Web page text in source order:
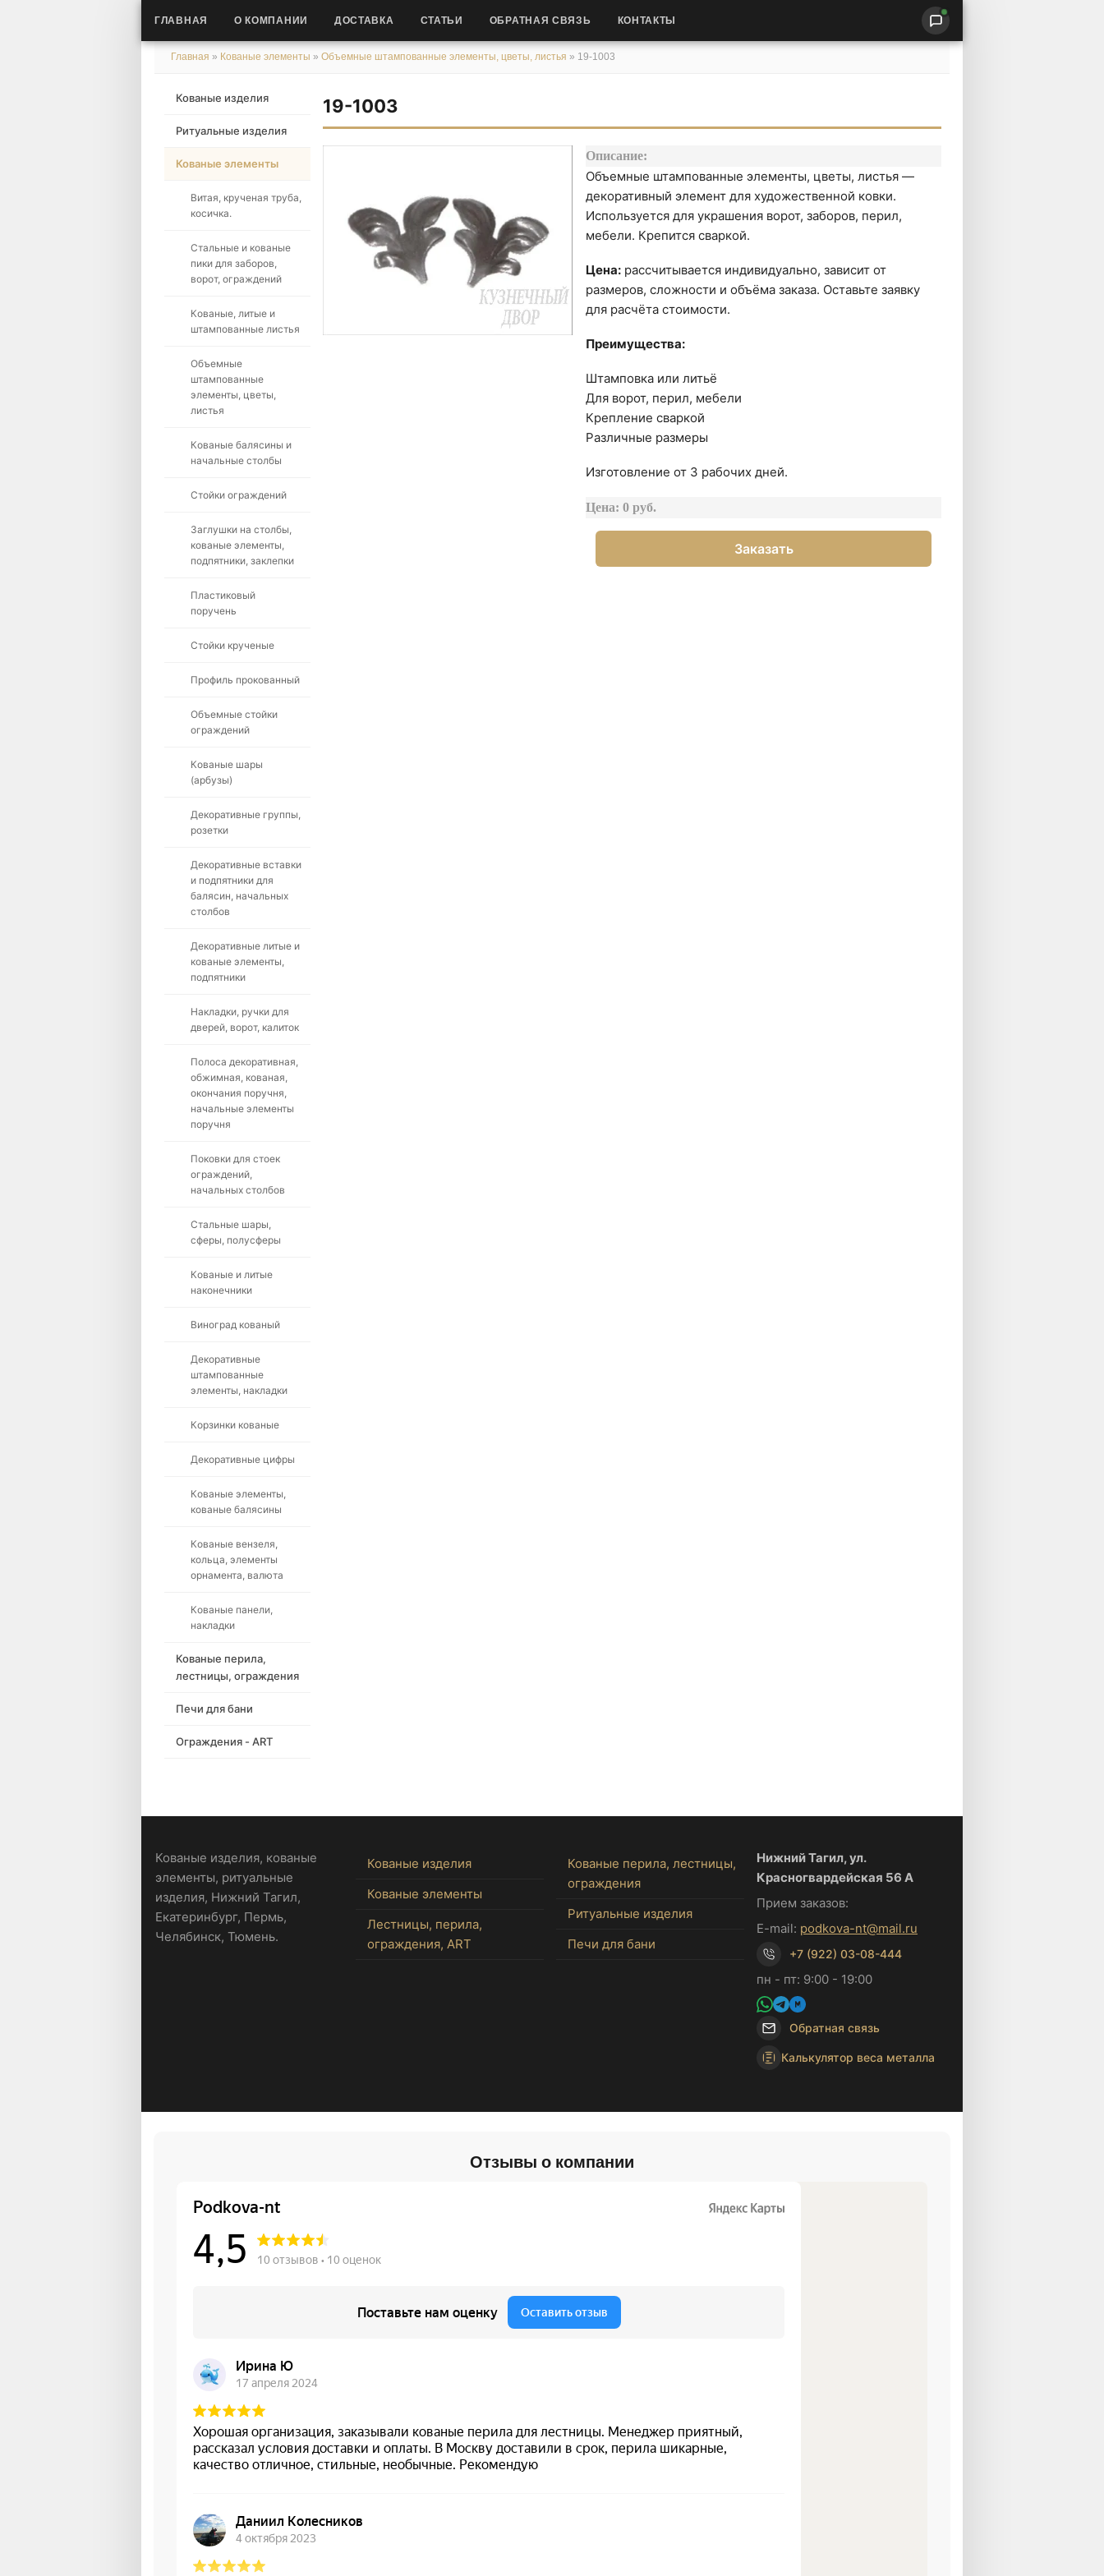
ГЛАВНАЯ О КОМПАНИИ ДОСТАВКА СТАТЬИ ОБРАТНАЯ СВЯЗЬ КОНТАКТЫ
Главная » Кованые элементы » Объемные штампованные элементы, цветы, листья » 19-1003
Кованые изделия
Ритуальные изделия
Кованые элементы
Витая, крученая труба,
косичка.
Стальные и кованые
пики для заборов,
ворот, ограждений
Кованые, литые и
штампованные листья
Объемные
штампованные
элементы, цветы,
листья
Кованые балясины и
начальные столбы
Стойки ограждений
Заглушки на столбы,
кованые элементы,
подпятники, заклепки
Пластиковый
поручень
Стойки крученые
Профиль прокованный
Объемные стойки
ограждений
Кованые шары
(арбузы)
Декоративные группы,
розетки
Декоративные вставки
и подпятники для
балясин, начальных
столбов
Декоративные литые и
кованые элементы,
подпятники
Накладки, ручки для
дверей, ворот, калиток
Полоса декоративная,
обжимная, кованая,
окончания поручня,
начальные элементы
поручня
Поковки для стоек
ограждений,
начальных столбов
Стальные шары,
сферы, полусферы
Кованые и литые
наконечники
Виноград кованый
Декоративные
штампованные
элементы, накладки
Корзинки кованые
Декоративные цифры
Кованые элементы,
кованые балясины
Кованые вензеля,
кольца, элементы
орнамента, валюта
Кованые панели,
накладки
Кованые перила,
лестницы, ограждения
Печи для бани
Ограждения - ART
19-1003
Описание:
Объемные штампованные элементы, цветы, листья —
декоративный элемент для художественной ковки.
Используется для украшения ворот, заборов, перил,
мебели. Крепится сваркой.
Цена: рассчитывается индивидуально, зависит от
размеров, сложности и объёма заказа. Оставьте заявку
для расчёта стоимости.
Преимущества:
Штамповка или литьё
Для ворот, перил, мебели
Крепление сваркой
Различные размеры
Изготовление от 3 рабочих дней.
Цена: 0 руб.
Заказать
Кованые изделия, кованые
элементы, ритуальные
изделия, Нижний Тагил,
Екатеринбург, Пермь,
Челябинск, Тюмень.
Кованые изделия
Кованые элементы
Лестницы, перила,
ограждения, ART
Кованые перила, лестницы,
ограждения
Ритуальные изделия
Печи для бани
Нижний Тагил, ул.
Красногвардейская 56 А
Прием заказов:
E-mail: podkova-nt@mail.ru
+7 (922) 03-08-444
пн - пт: 9:00 - 19:00
Обратная связь
Калькулятор веса металла
Отзывы о компании